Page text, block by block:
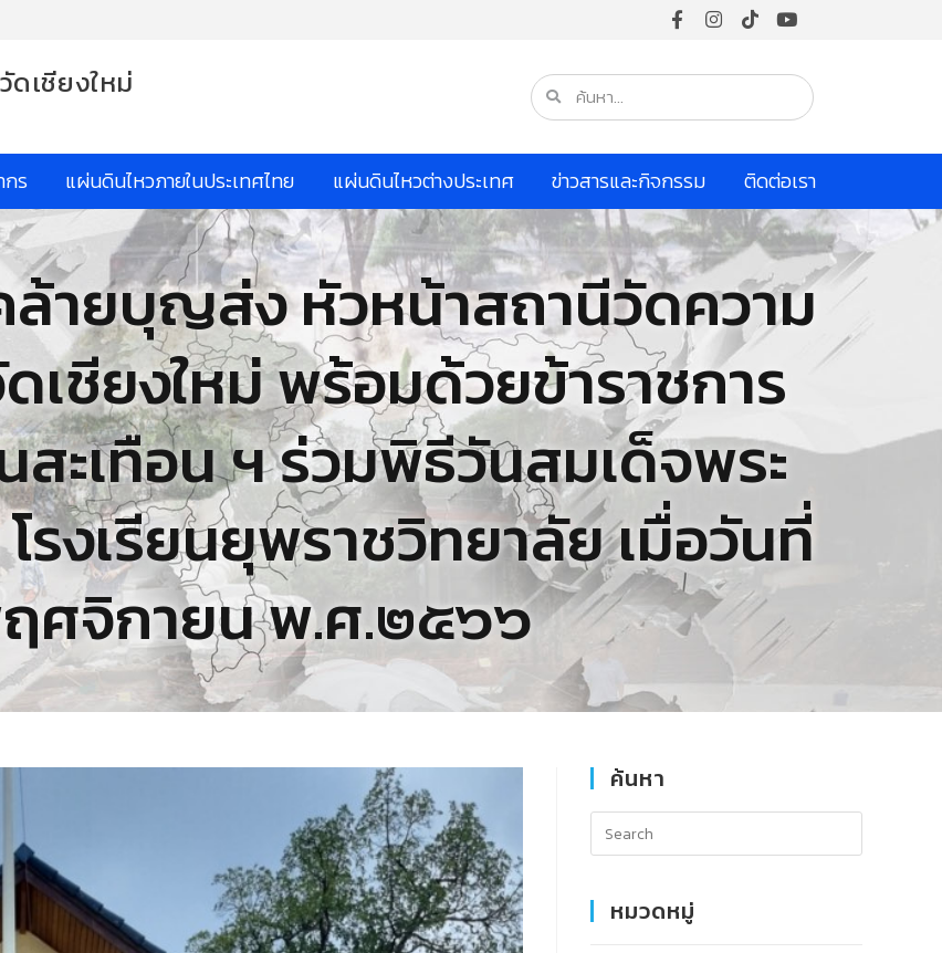
เชียงใหม่
กร แผ่นดินไหวภายในประเทศไทย แผ่นดินไหวต่างประเทศ ข่าวสารและกิจกรรม ติดต่อเรา
ล้ายบุญส่ง หัวหน้าสถานีวัดความ
เชียงใหม่ พร้อมด้วยข้าราชการ
ะเทือน ฯ ร่วมพิธีวันสมเด็จพระ
รงเรียนยุพราชวิทยาลัย เมื่อวันที่
ศจิกายน พ.ศ.๒๕๖๖
ค้นหา
หมวดหมู่